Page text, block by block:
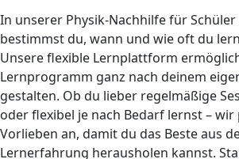
In unserer Physik-Nachhilfe für
bestimmst du, wann und wie oft du
Unsere flexible Lernplattform
Lernprogramm ganz nach deinem
gestalten. Ob du lieber regelmäßige
oder flexibel je nach Bedarf lernst – wir
Vorlieben an, damit du das Beste aus
Lernerfahrung herausholen kannst.